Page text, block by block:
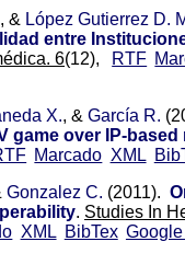
, & López Gutierrez D.
entre
6(12), RTF
X., & García R.
game over IP-based
Marcado XML
Gonzalez C. (2011).
. Studies In
XML BibTex